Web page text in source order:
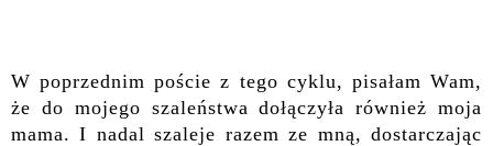
W poprzednim poście z tego cyklu, pisałam Wam,
że do mojego szaleństwa dołączyła również moja
mama. I nadal szaleje razem ze mną, dostarczając